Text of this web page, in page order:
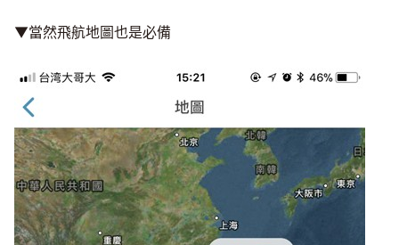
▼當然飛航地圖也是必備